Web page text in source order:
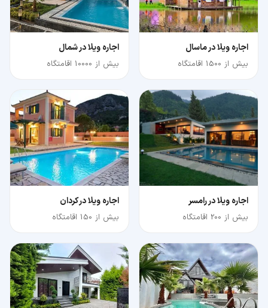
اجاره ویلا در ماسال
بیش از 1500 اقامتگاه
اجاره ویلا در شمال
بیش از 10000 اقامتگاه
اجاره ویلا در رامسر
بیش از 200 اقامتگاه
اجاره ویلا در کردان
بیش از 150 اقامتگاه